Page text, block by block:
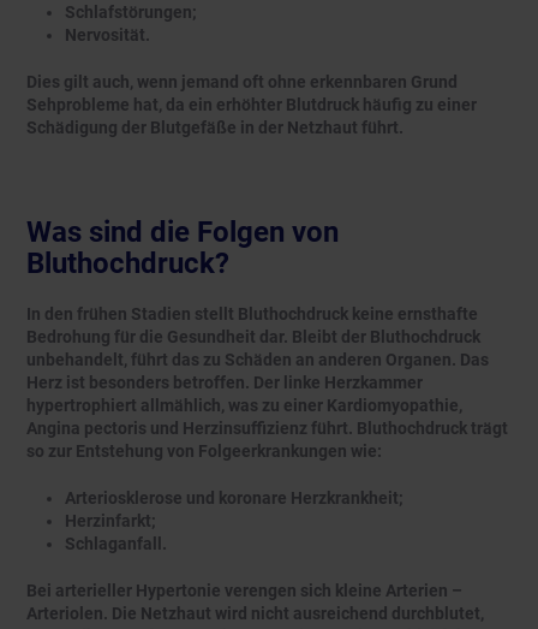
Schlafstörungen;
Nervosität.
Dies gilt auch, wenn jemand oft ohne erkennbaren Grund
Sehprobleme hat, da ein erhöhter Blutdruck häufig zu einer
Schädigung der Blutgefäße in der Netzhaut führt.
Was sind die Folgen von
Bluthochdruck?
In den frühen Stadien stellt Bluthochdruck keine ernsthafte
Bedrohung für die Gesundheit dar. Bleibt der Bluthochdruck
unbehandelt, führt das zu Schäden an anderen Organen. Das
Herz ist besonders betroffen. Der linke Herzkammer
hypertrophiert allmählich, was zu einer Kardiomyopathie,
Angina pectoris und Herzinsuffizienz führt. Bluthochdruck trägt
so zur Entstehung von Folgeerkrankungen wie:
Arteriosklerose und koronare Herzkrankheit;
Herzinfarkt;
Schlaganfall.
Bei arterieller Hypertonie verengen sich kleine Arterien –
Arteriolen. Die Netzhaut wird nicht ausreichend durchblutet,